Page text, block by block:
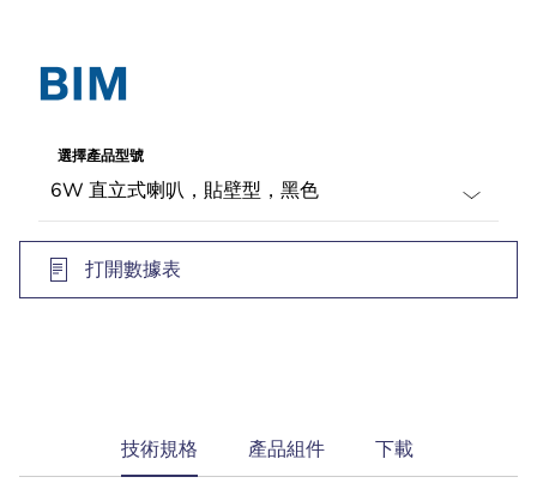
選擇產品型號
打開數據表
current
tab:
技術規格 產品組件 下載